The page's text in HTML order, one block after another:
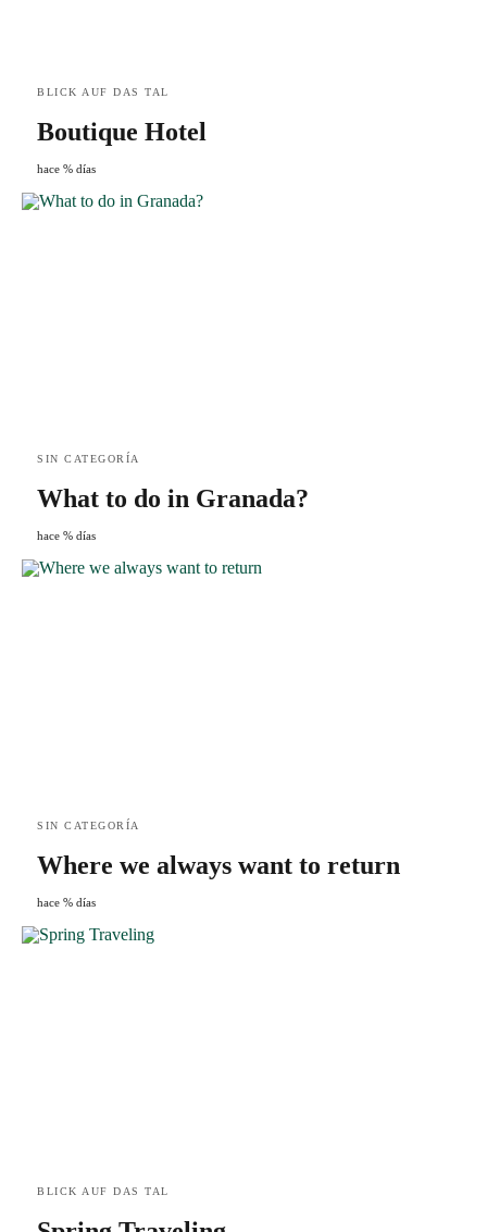
BLICK AUF DAS TAL
Boutique Hotel
hace % días
SIN CATEGORÍA
What to do in Granada?
hace % días
SIN CATEGORÍA
Where we always want to return
hace % días
BLICK AUF DAS TAL